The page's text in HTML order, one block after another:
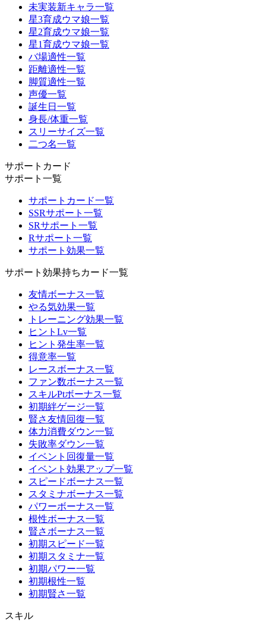
未実装新キャラ一覧
星3育成ウマ娘一覧
星2育成ウマ娘一覧
星1育成ウマ娘一覧
バ場適性一覧
距離適性一覧
脚質適性一覧
声優一覧
誕生日一覧
身長/体重一覧
スリーサイズ一覧
二つ名一覧
サポートカード
サポート一覧
サポートカード一覧
SSRサポート一覧
SRサポート一覧
Rサポート一覧
サポート効果一覧
サポート効果持ちカード一覧
友情ボーナス一覧
やる気効果一覧
トレーニング効果一覧
ヒントLv一覧
ヒント発生率一覧
得意率一覧
レースボーナス一覧
ファン数ボーナス一覧
スキルPtボーナス一覧
初期絆ゲージ一覧
賢さ友情回復一覧
体力消費ダウン一覧
失敗率ダウン一覧
イベント回復量一覧
イベント効果アップ一覧
スピードボーナス一覧
スタミナボーナス一覧
パワーボーナス一覧
根性ボーナス一覧
賢さボーナス一覧
初期スピード一覧
初期スタミナ一覧
初期パワー一覧
初期根性一覧
初期賢さ一覧
スキル